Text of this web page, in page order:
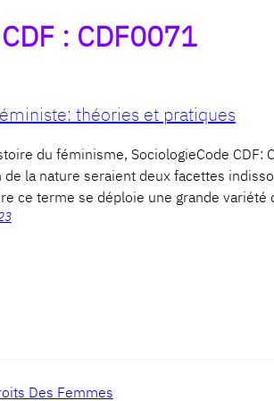
: CDF0071
théories et pratiques
du féminisme, SociologieCode
la nature seraient deux facettes
ce terme se déploie une grande
Des Femmes